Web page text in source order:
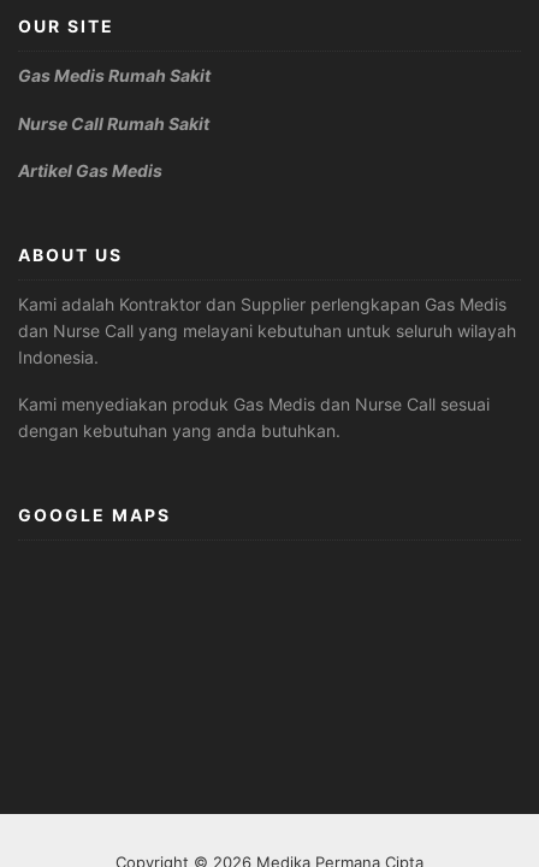
OUR SITE
Gas Medis Rumah Sakit
Nurse Call Rumah Sakit
Artikel Gas Medis
ABOUT US
Kami adalah Kontraktor dan Supplier perlengkapan Gas Medis
dan Nurse Call yang melayani kebutuhan untuk seluruh wilayah
Indonesia.
Kami menyediakan produk Gas Medis dan Nurse Call sesuai
dengan kebutuhan yang anda butuhkan.
GOOGLE MAPS
Copyright © 2026 Medika Permana Cipta